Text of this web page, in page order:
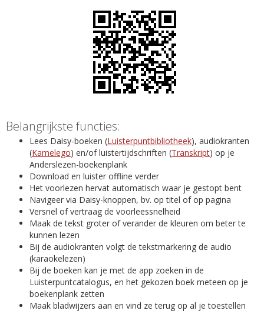
Belangrijkste functies:
Lees Daisy-boeken (Luisterpuntbibliotheek), audiokranten
(Kamelego) en/of luistertijdschriften (Transkript) op je
Anderslezen-boekenplank
Download en luister offline verder
Het voorlezen hervat automatisch waar je gestopt bent
Navigeer via Daisy-knoppen, bv. op titel of op pagina
Versnel of vertraag de voorleessnelheid
Maak de tekst groter of verander de kleuren om beter te
kunnen lezen
Bij de audiokranten volgt de tekstmarkering de audio
(karaokelezen)
Bij de boeken kan je met de app zoeken in de
Luisterpuntcatalogus, en het gekozen boek meteen op je
boekenplank zetten
Maak bladwijzers aan en vind ze terug op al je toestellen